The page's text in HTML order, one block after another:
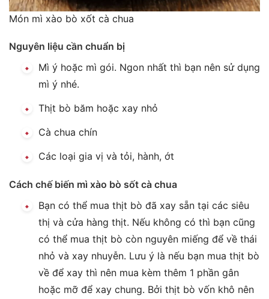
Món mì xào bò xốt cà chua
Nguyên liệu cần chuẩn bị
Mì ý hoặc mì gói. Ngon nhất thì bạn nên sử dụng
mì ý nhé.
Thịt bò băm hoặc xay nhỏ
Cà chua chín
Các loại gia vị và tỏi, hành, ớt
Cách chế biến mì xào bò sốt cà chua
Bạn có thể mua thịt bò đã xay sẵn tại các siêu
thị và cửa hàng thịt. Nếu không có thì bạn cũng
có thể mua thịt bò còn nguyên miếng để về thái
nhỏ và xay nhuyễn. Lưu ý là nếu bạn mua thịt bò
về để xay thì nên mua kèm thêm 1 phần gân
hoặc mỡ để xay chung. Bởi thịt bò vốn khô nên